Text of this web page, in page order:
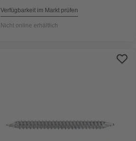
Verfügbarkeit im Markt prüfen
Nicht online erhältlich